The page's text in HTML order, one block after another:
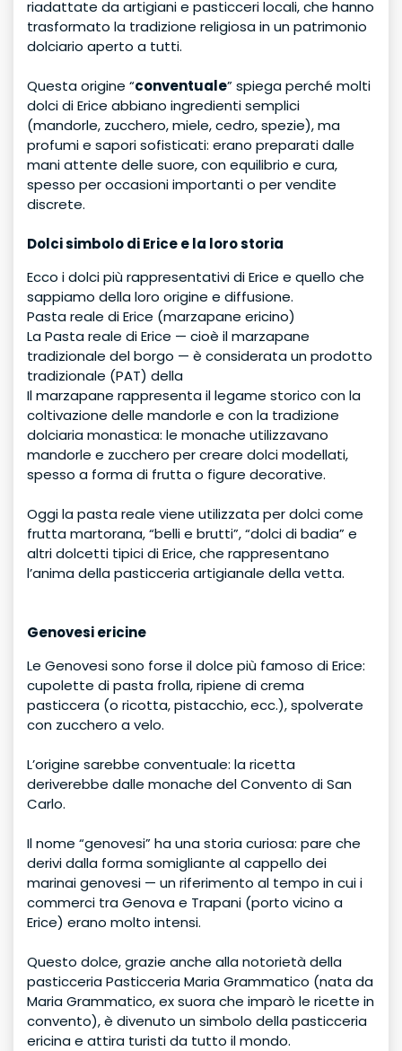
riadattate da artigiani e pasticceri locali, che hanno
trasformato la tradizione religiosa in un patrimonio
dolciario aperto a tutti.
Questa origine “conventuale” spiega perché molti
dolci di Erice abbiano ingredienti semplici
(mandorle, zucchero, miele, cedro, spezie), ma
profumi e sapori sofisticati: erano preparati dalle
mani attente delle suore, con equilibrio e cura,
spesso per occasioni importanti o per vendite
discrete.
Dolci simbolo di Erice e la loro storia
Ecco i dolci più rappresentativi di Erice e quello che
sappiamo della loro origine e diffusione.
Pasta reale di Erice (marzapane ericino)
La Pasta reale di Erice — cioè il marzapane
tradizionale del borgo — è considerata un prodotto
tradizionale (PAT) della
Il marzapane rappresenta il legame storico con la
coltivazione delle mandorle e con la tradizione
dolciaria monastica: le monache utilizzavano
mandorle e zucchero per creare dolci modellati,
spesso a forma di frutta o figure decorative.
Oggi la pasta reale viene utilizzata per dolci come
frutta martorana, “belli e brutti”, “dolci di badia” e
altri dolcetti tipici di Erice, che rappresentano
l’anima della pasticceria artigianale della vetta.
Genovesi ericine
Le Genovesi sono forse il dolce più famoso di Erice:
cupolette di pasta frolla, ripiene di crema
pasticcera (o ricotta, pistacchio, ecc.), spolverate
con zucchero a velo.
L’origine sarebbe conventuale: la ricetta
deriverebbe dalle monache del Convento di San
Carlo.
Il nome “genovesi” ha una storia curiosa: pare che
derivi dalla forma somigliante al cappello dei
marinai genovesi — un riferimento al tempo in cui i
commerci tra Genova e Trapani (porto vicino a
Erice) erano molto intensi.
Questo dolce, grazie anche alla notorietà della
pasticceria Pasticceria Maria Grammatico (nata da
Maria Grammatico, ex suora che imparò le ricette in
convento), è divenuto un simbolo della pasticceria
ericina e attira turisti da tutto il mondo.